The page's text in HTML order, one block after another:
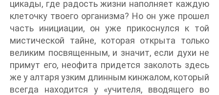
цикады, где радость жизни наполняет каждую
клеточку твоего организма? Но он уже прошел
часть инициации, он уже прикоснулся к той
мистической тайне, которая открыта только
великим посвященным, и значит, если духи не
примут его, неофита придется заколоть здесь
же у алтаря узким длинным кинжалом, который
всегда находится у «учителя, вводящего во